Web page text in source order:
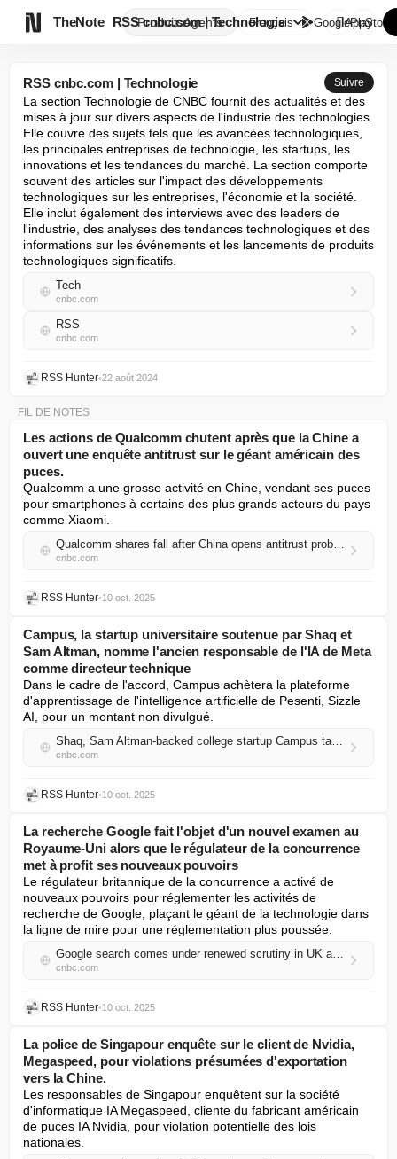
TheNote ProduitsAgents
RSS cnbc.com | Technologie
Français GooglePlay
AppStore
RSS cnbc.com | Technologie Suivre
La section Technologie de CNBC fournit des actualités et des
mises à jour sur divers aspects de l'industrie des technologies.
Elle couvre des sujets tels que les avancées technologiques,
les principales entreprises de technologie, les startups, les
innovations et les tendances du marché. La section comporte
souvent des articles sur l'impact des développements
technologiques sur les entreprises, l'économie et la société.
Elle inclut également des interviews avec des leaders de
l'industrie, des analyses des tendances technologiques et des
informations sur les événements et les lancements de produits
technologiques significatifs.
Tech
cnbc.com
RSS
cnbc.com
RSS Hunter•22 août 2024
FIL DE NOTES
Les actions de Qualcomm chutent après que la Chine a
ouvert une enquête antitrust sur le géant américain des
puces.
Qualcomm a une grosse activité en Chine, vendant ses puces
pour smartphones à certains des plus grands acteurs du pays
comme Xiaomi.
Qualcomm shares fall after China opens antitrust probe into the U.S. chip giant
cnbc.com
RSS Hunter•10 oct. 2025
Campus, la startup universitaire soutenue par Shaq et
Sam Altman, nomme l'ancien responsable de l'IA de Meta
comme directeur technique
Dans le cadre de l'accord, Campus achètera la plateforme
d'apprentissage de l'intelligence artificielle de Pesenti, Sizzle
AI, pour un montant non divulgué.
Shaq, Sam Altman-backed college startup Campus taps former Meta AI head as CTO
cnbc.com
RSS Hunter•10 oct. 2025
La recherche Google fait l'objet d'un nouvel examen au
Royaume-Uni alors que le régulateur de la concurrence
met à profit ses nouveaux pouvoirs
Le régulateur britannique de la concurrence a activé de
nouveaux pouvoirs pour réglementer les activités de
recherche de Google, plaçant le géant de la technologie dans
la ligne de mire pour une réglementation plus poussée.
Google search comes under renewed scrutiny in UK as competition watchdog flexes new powers
cnbc.com
RSS Hunter•10 oct. 2025
La police de Singapour enquête sur le client de Nvidia,
Megaspeed, pour violations présumées d'exportation
vers la Chine.
Les responsables de Singapour enquêtent sur la société
d'informatique IA Megaspeed, cliente du fabricant américain
de puces IA Nvidia, pour violation potentielle des lois
nationales.